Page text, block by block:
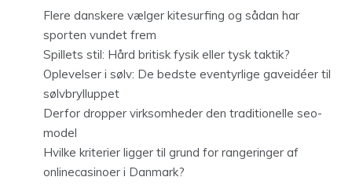
Flere danskere vælger kitesurfing og sådan har
sporten vundet frem
Spillets stil: Hård britisk fysik eller tysk taktik?
Oplevelser i sølv: De bedste eventyrlige gaveidéer til
sølvbrylluppet
Derfor dropper virksomheder den traditionelle seo-
model
Hvilke kriterier ligger til grund for rangeringer af
onlinecasinoer i Danmark?